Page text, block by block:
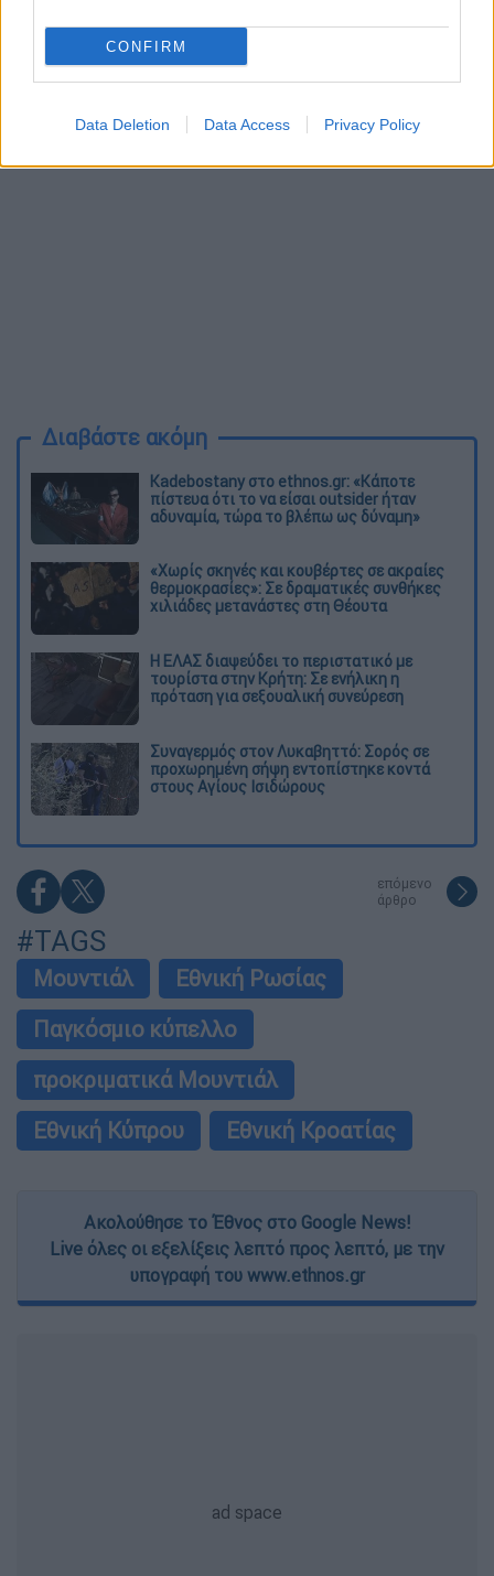
CONFIRM
Data Deletion Data Access Privacy Policy
Κύπρος 5
Διαβάστε ακόμη
Kadebostany στο ethnos.gr: «Κάποτε
πίστευα ότι το να είσαι outsider ήταν
αδυναμία, τώρα το βλέπω ως δύναμη»
«Χωρίς σκηνές και κουβέρτες σε ακραίες
θερμοκρασίες»: Σε δραματικές συνθήκες
χιλιάδες μετανάστες στη Θέουτα
Η ΕΛΑΣ διαψεύδει το περιστατικό με
τουρίστα στην Κρήτη: Σε ενήλικη η
πρόταση για σεξουαλική συνεύρεση
Συναγερμός στον Λυκαβηττό: Σορός σε
προχωρημένη σήψη εντοπίστηκε κοντά
στους Αγίους Ισιδώρους
επόμενο
άρθρο
#TAGS
Μουντιάλ
Εθνική Ρωσίας
Παγκόσμιο κύπελλο
προκριματικά Μουντιάλ
Εθνική Κύπρου
Εθνική Κροατίας
Ακολούθησε το Έθνος στο Google News!
Live όλες οι εξελίξεις λεπτό προς λεπτό, με την
υπογραφή του www.ethnos.gr